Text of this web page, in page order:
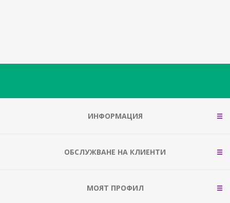
ИНФОРМАЦИЯ
ОБСЛУЖВАНЕ НА КЛИЕНТИ
МОЯТ ПРОФИЛ